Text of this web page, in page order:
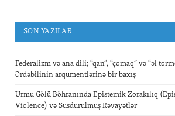
SON YAZILAR
Federalizm və ana dili; “qan”, “çomaq” və “əl
Ərdəbilinin arqumentlərinə bir baxış
Urmu Gölü Böhranında Epistemik Zorakılıq
Violence) və Susdurulmuş Rəvayətlər